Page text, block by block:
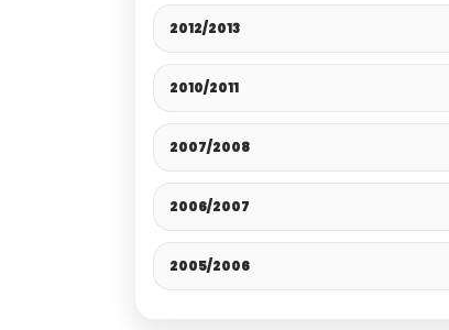
2012/2013
2010/2011
2007/2008
2006/2007
2005/2006